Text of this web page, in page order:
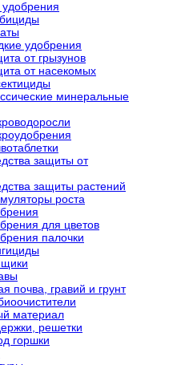
удобрения
от грызунов
от насекомых
минеральные
защиты от
защиты растений
роста
для цветов
палочки
почва, гравий и грунт
материал
решетки
горшки